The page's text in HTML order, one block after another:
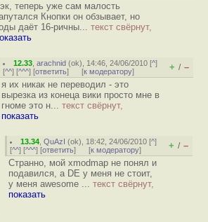
теперь уже сам малость
Кнопки он обзывает, но
даёт 16-ричны... текст свёрнут,
12.33 ,arachnid (ok), 14:46, 24/06/2010 [^]
[^^] [^^^] [ответить] [к модератору] + / –
я их никак не переводил - это
вырезка из конеца вики просто мне в
гноме это н... текст свёрнут,
показать
13.34 ,QuAzI (ok), 18:42, 24/06/2010 [^]
[^^] [^^^] [ответить] [к модератору] + / –
Странно, мой xmodmap не понял и
подавился, а DE у меня не стоит,
у меня awesome ... текст свёрнут,
показать